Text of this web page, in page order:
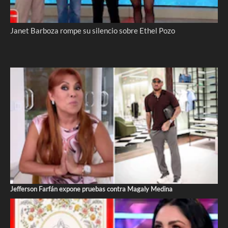
Janet Barboza rompe su silencio sobre Ethel Pozo
Jefferson Farfán expone pruebas contra Magaly Medina